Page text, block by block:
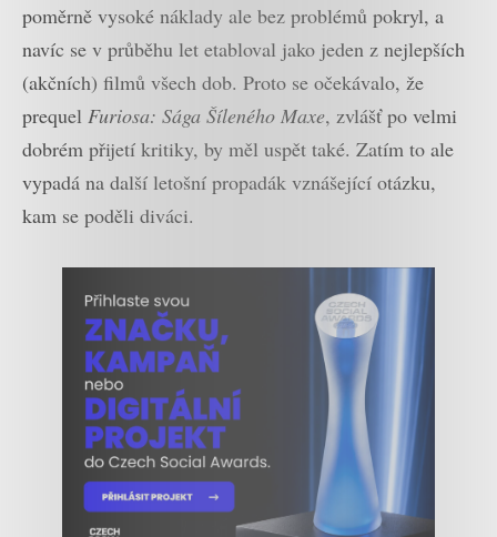
poměrně vysoké náklady ale bez problémů pokryl, a
navíc se v průběhu let etabloval jako jeden z nejlepších
(akčních) filmů všech dob. Proto se očekávalo, že
prequel Furiosa: Sága Šíleného Maxe, zvlášť po velmi
dobrém přijetí kritiky, by měl uspět také. Zatím to ale
vypadá na další letošní propadák vznášející otázku,
kam se poděli diváci.